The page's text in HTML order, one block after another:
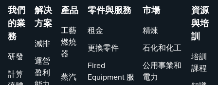
我們
的業
務
研發
計算
解决
方案
減排
運營
盈利
產品
工藝
燃燒
器
蒸汽
零件與服務
租金
更換零件
Fired
Equipment 服
市場
精煉
石化和化工
公用事業和
電力
資源
與培
訓
培訓
課程